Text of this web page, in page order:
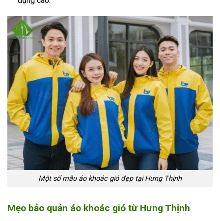
Một số mẫu áo khoác gió đẹp tại Hưng Thịnh
Mẹo bảo quản áo khoác gió từ Hưng Thịnh